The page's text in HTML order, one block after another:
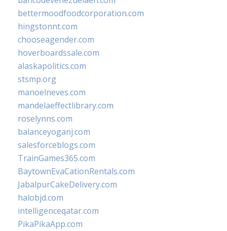
bettermoodfoodcorporation.com
hingstonnt.com
chooseagender.com
hoverboardssale.com
alaskapolitics.com
stsmp.org
manoelneves.com
mandelaeffectlibrary.com
roselynns.com
balanceyoganj.com
salesforceblogs.com
TrainGames365.com
BaytownEvaCationRentals.com
JabalpurCakeDelivery.com
halobjd.com
intelligenceqatar.com
PikaPikaApp.com